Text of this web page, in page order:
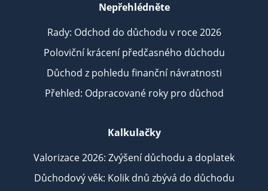
Nepřehlédněte
Rady: Odchod do důchodu v roce 2026
Poloviční krácení předčasného důchodu
Důchod z pohledu finanční návratnosti
Přehled: Odpracované roky pro důchod
Kalkulačky
Valorizace 2026: Zvýšení důchodu a doplatek
Důchodový věk: Kolik dnů zbývá do důchodu